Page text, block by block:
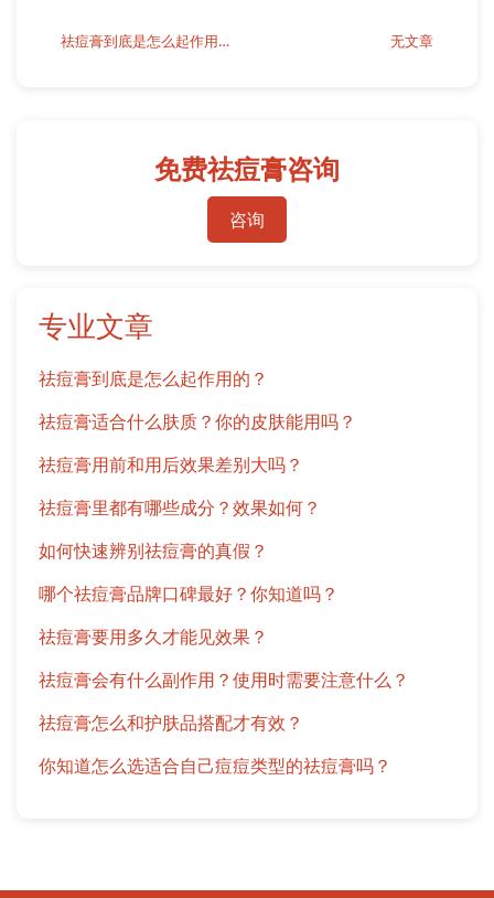
祛痘膏到底是怎么起作用的？ 无文章
免费祛痘膏咨询
咨询
专业文章
祛痘膏到底是怎么起作用的？
祛痘膏适合什么肤质？你的皮肤能用吗？
祛痘膏用前和用后效果差别大吗？
祛痘膏里都有哪些成分？效果如何？
如何快速辨别祛痘膏的真假？
哪个祛痘膏品牌口碑最好？你知道吗？
祛痘膏要用多久才能见效果？
祛痘膏会有什么副作用？使用时需要注意什么？
祛痘膏怎么和护肤品搭配才有效？
你知道怎么选适合自己痘痘类型的祛痘膏吗？